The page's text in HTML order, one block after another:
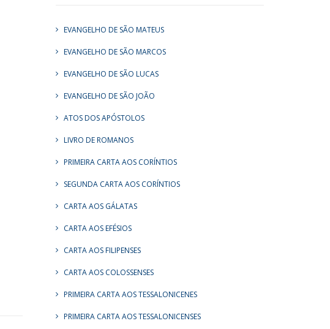
EVANGELHO DE SÃO MATEUS
EVANGELHO DE SÃO MARCOS
EVANGELHO DE SÃO LUCAS
EVANGELHO DE SÃO JOÃO
ATOS DOS APÓSTOLOS
LIVRO DE ROMANOS
PRIMEIRA CARTA AOS CORÍNTIOS
SEGUNDA CARTA AOS CORÍNTIOS
CARTA AOS GÁLATAS
CARTA AOS EFÉSIOS
CARTA AOS FILIPENSES
CARTA AOS COLOSSENSES
PRIMEIRA CARTA AOS TESSALONICENES
PRIMEIRA CARTA AOS TESSALONICENSES